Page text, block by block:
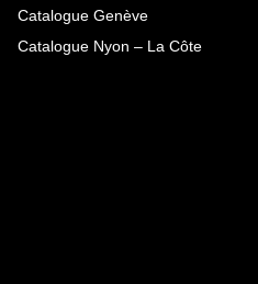
Catalogue Genève
Catalogue Nyon – La Côte